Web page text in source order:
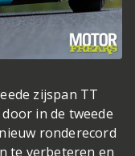
zijspan TT
in de tweede
ronderecord
te verbeteren en